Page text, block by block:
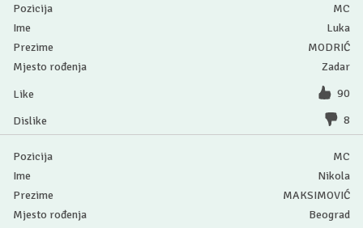
MC
Luka
MODRIĆ
Zadar
90
8
MC
Nikola
MAKSIMOVIĆ
Beograd